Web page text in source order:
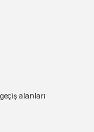
alanları